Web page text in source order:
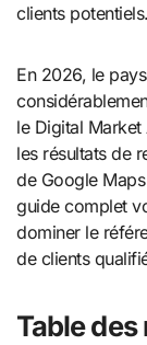
clients potentiels.
En 2026, le
le Digital Market
les résultats de
de Google
guide complet
dominer le
de clients
Table des